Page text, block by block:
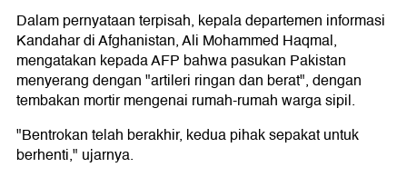
Dalam pernyataan terpisah, kepala departemen informasi
Kandahar di Afghanistan, Ali Mohammed Haqmal,
mengatakan kepada AFP bahwa pasukan Pakistan
menyerang dengan "artileri ringan dan berat", dengan
tembakan mortir mengenai rumah-rumah warga sipil.
"Bentrokan telah berakhir, kedua pihak sepakat untuk
berhenti," ujarnya.